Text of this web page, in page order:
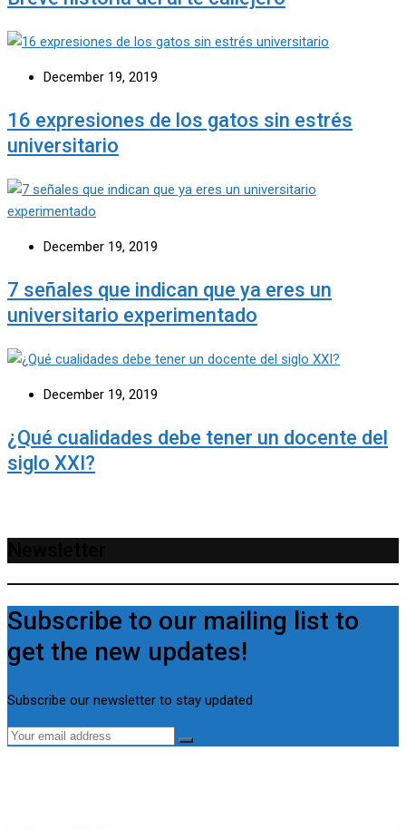
December 19, 2019
16 expresiones de los gatos sin estrés
universitario
December 19, 2019
7 señales que indican que ya eres un
universitario experimentado
December 19, 2019
¿Qué cualidades debe tener un docente del
siglo XXI?
Subscribe to our mailing list to
get the new updates!
Subscribe our newsletter to stay updated